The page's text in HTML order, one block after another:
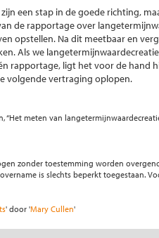
een stap in de goede richting,
de rapportage over
opstellen. Na dit meetbaar en
Als we
rapportage, ligt het voor de hand
volgende vertraging oplopen.
“Het meten van
zonder toestemming worden
is slechts beperkt toegestaan.
' door 'Mary Cullen'